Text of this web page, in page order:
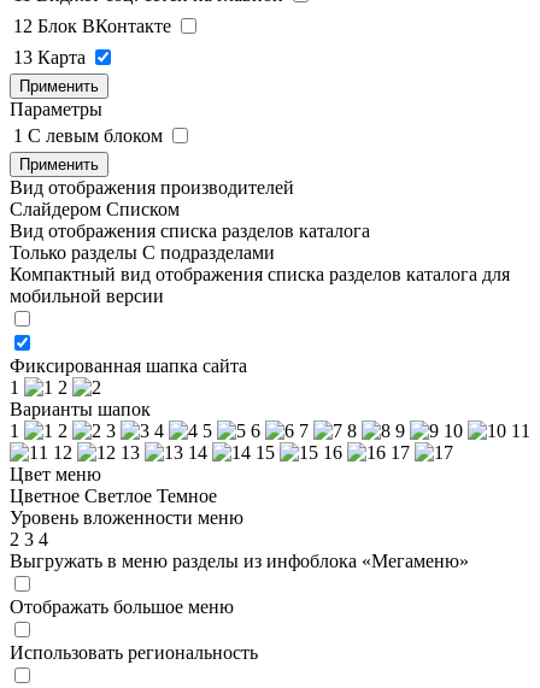
12 Блок ВКонтакте
13 Карта
Применить
Параметры
1 C левым блоком
Применить
Вид отображения производителей
Слайдером Списком
Вид отображения списка разделов каталога
Только разделы С подразделами
Компактный вид отображения списка разделов каталога для
мобильной версии
Фиксированная шапка сайта
1
2
Варианты шапок
1
2 3 4 5 6 7 8 9 10
11
12
13 14 15 16
17
Цвет меню
Цветное Светлое Темное
Уровень вложенности меню
2 3 4
Выгружать в меню разделы из инфоблока «Мегаменю»
Отображать большое меню
Использовать региональность